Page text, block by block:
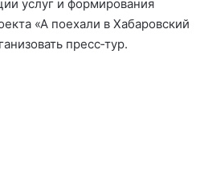
услуг и формирования
«А поехали в Хабаровский
пресс‑тур.